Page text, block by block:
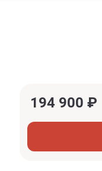
194 900 ₽